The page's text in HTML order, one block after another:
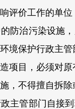
价工作的单位
治污染设施，
境保护行政主
目，必须对原
不得擅自拆除
管部门自接到